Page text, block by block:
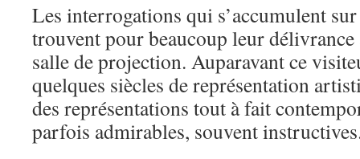
Les interrogations qui s’accumulent
trouvent pour beaucoup leur
salle de projection. Auparavant ce
quelques siècles de représentation
des représentations tout à fait
parfois admirables, souvent